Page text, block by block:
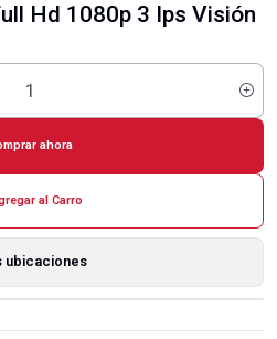
Hd 1080p 3 Ips Visión
al Carro
ahora
ubicaciones